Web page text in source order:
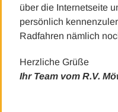
über die Internetseite
persönlich
Radfahren nämlich
Herzliche Grüße
Ihr Team vom R.V.